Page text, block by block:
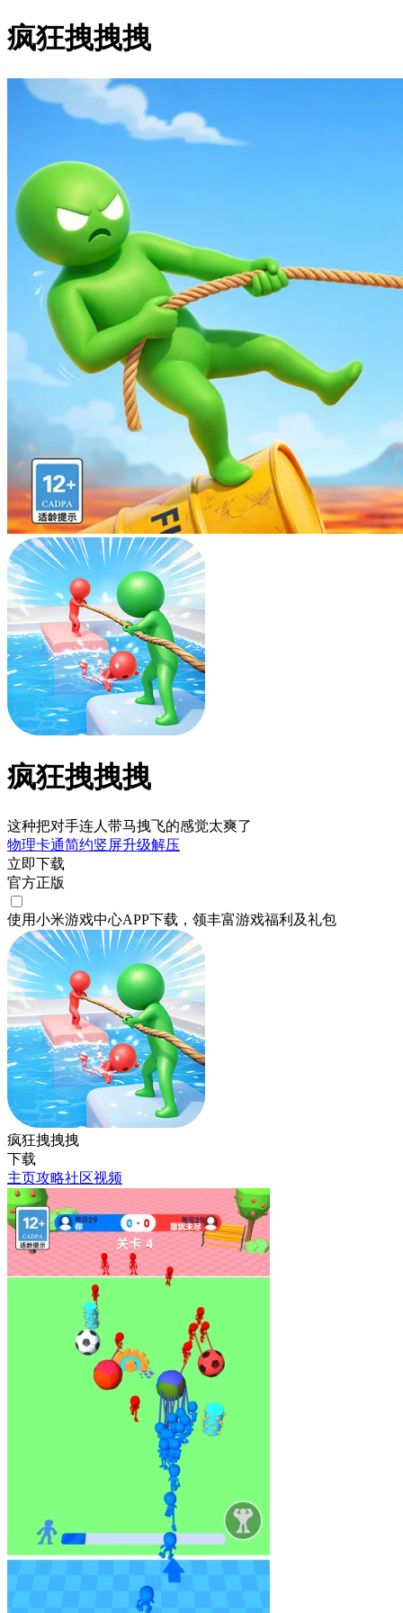
疯狂拽拽拽
疯狂拽拽拽
这种把对手连人带马拽飞的感觉太爽了
物理卡通简约竖屏升级解压
立即下载
官方正版
使用小米游戏中心APP下载 ，领丰富游戏福利 及礼包
疯狂拽拽拽
下载
主页攻略社区视频